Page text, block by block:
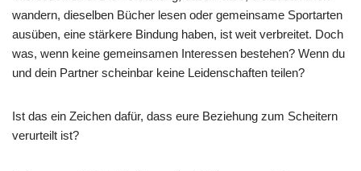
wandern, dieselben Bücher lesen oder gemeinsame Sportarten
ausüben, eine stärkere Bindung haben, ist weit verbreitet. Doch
was, wenn keine gemeinsamen Interessen bestehen? Wenn du
und dein Partner scheinbar keine Leidenschaften teilen?
Ist das ein Zeichen dafür, dass eure Beziehung zum Scheitern
verurteilt ist?